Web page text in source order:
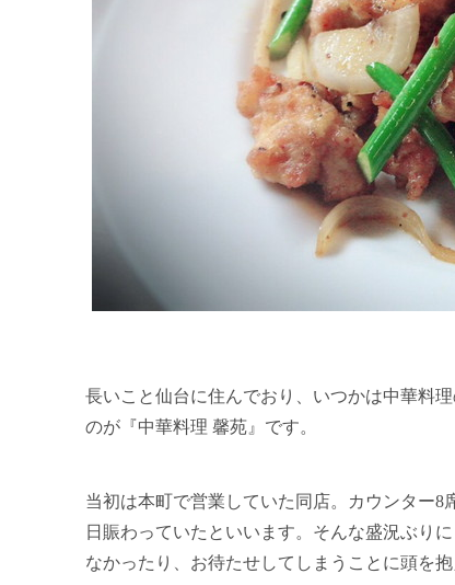
長いこと仙台に住んでおり、いつかは中華料
のが『中華料理 馨苑』です。
当初は本町で営業していた同店。カウンター
日賑わっていたといいます。そんな盛況ぶり
なかったり、お待たせしてしまうことに頭を抱